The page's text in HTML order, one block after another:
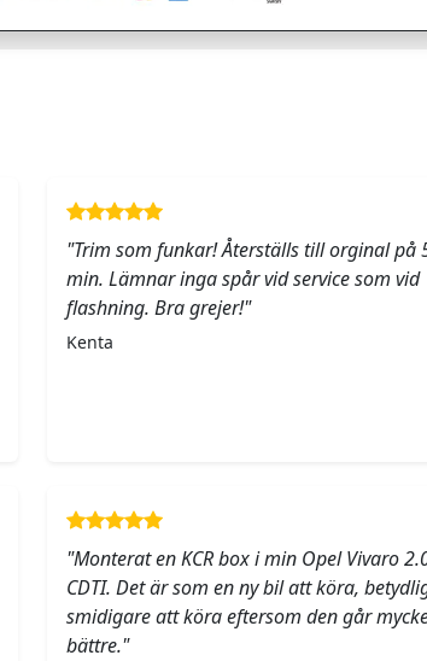
"Trim som funkar! Återställs till orginal på
min. Lämnar inga spår vid service som vid
flashning. Bra grejer!"
Kenta
"Monterat en KCR box i min Opel Vivaro
CDTI. Det är som en ny bil att köra,
smidigare att köra eftersom den går
bättre."